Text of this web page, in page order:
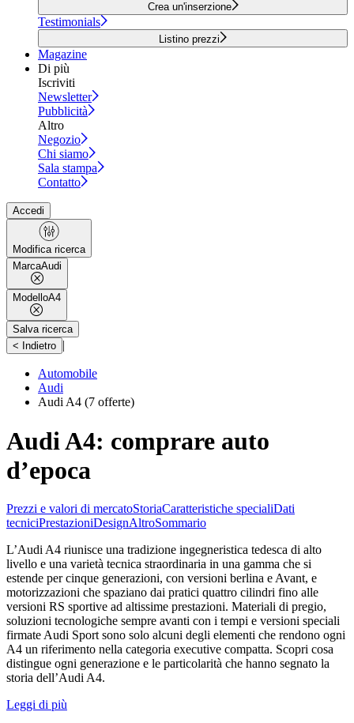
Crea un'inserzione
Testimonials
Listino prezzi
Magazine
Di più
Iscriviti
Newsletter
Pubblicità
Altro
Negozio
Chi siamo
Sala stampa
Contatto
Accedi
Modifica ricerca
MarcaAudi
ModelloA4
Salva ricerca
< Indietro |
Automobile
Audi
Audi A4 (7 offerte)
Audi A4: comprare auto
d’epoca
Prezzi e valori di mercatoStoriaCaratteristiche specialiDati
tecniciPrestazioniDesignAltroSommario
L’Audi A4 riunisce una tradizione ingegneristica tedesca di alto
livello e una varietà tecnica straordinaria in una gamma che si
estende per cinque generazioni, con versioni berlina e Avant, e
motorizzazioni che spaziano dai pratici quattro cilindri fino alle
versioni RS sportive ad altissime prestazioni. Materiali di pregio,
soluzioni tecnologiche sempre avanti con i tempi e versioni speciali
firmate Audi Sport sono solo alcuni degli elementi che rendono ogni
A4 un riferimento nella categoria executive compatta. Scopri cosa
distingue ogni generazione e le particolarità che hanno segnato la
storia dell’Audi A4.
Leggi di più